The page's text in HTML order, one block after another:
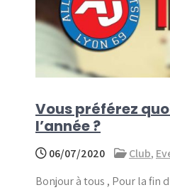
Vous préférez
l’année ?
06/07/2020 Club,
Bonjour à tous , Pour la fin